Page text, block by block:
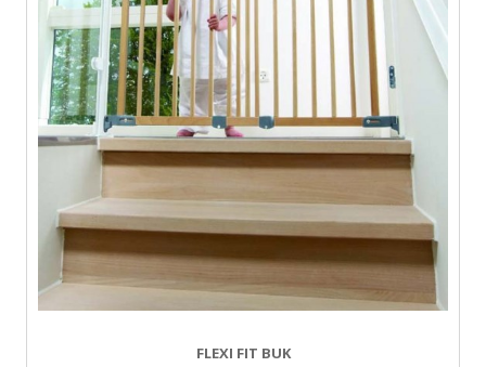
FLEXI FIT BUK